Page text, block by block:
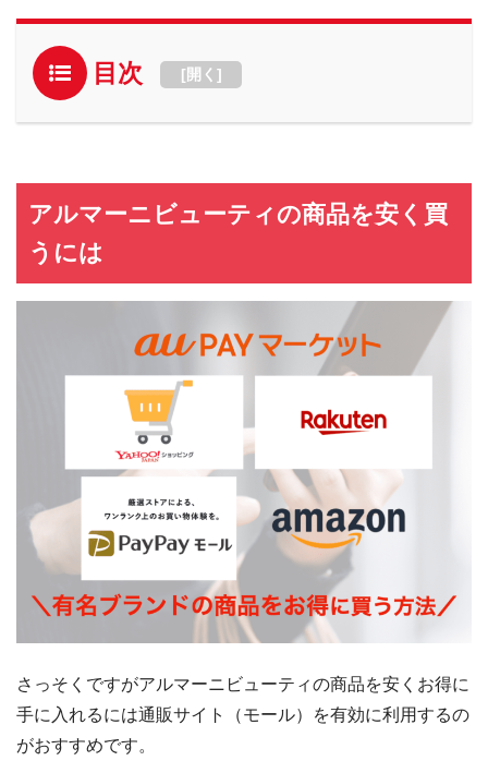
目次 [開く ]
アルマーニビューティの商品を安く買
うには
さっそくですがアルマーニビューティの商品を安くお得に
手に入れるには通販サイト（モール）を有効に利用するの
がおすすめです。